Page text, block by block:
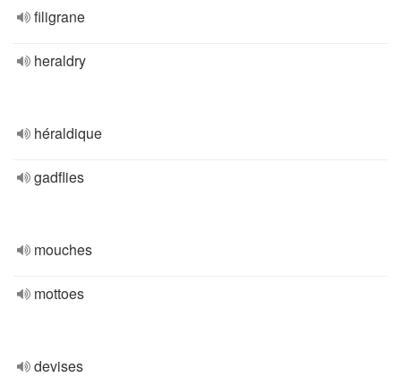
filigrane
heraldry
héraldique
gadflies
mouches
mottoes
devises